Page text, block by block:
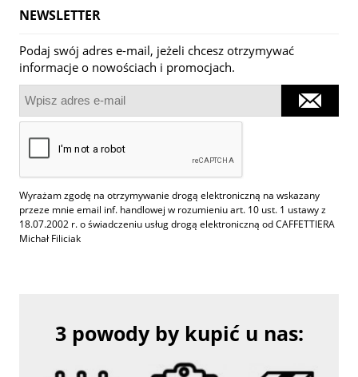
NEWSLETTER
Podaj swój adres e-mail, jeżeli chcesz otrzymywać
informacje o nowościach i promocjach.
Wyrażam zgodę na otrzymywanie drogą elektroniczną na wskazany
przeze mnie email inf. handlowej w rozumieniu art. 10 ust. 1 ustawy z
18.07.2002 r. o świadczeniu usług drogą elektroniczną od CAFFETTIERA
Michał Filiciak
3 powody by kupić u nas: